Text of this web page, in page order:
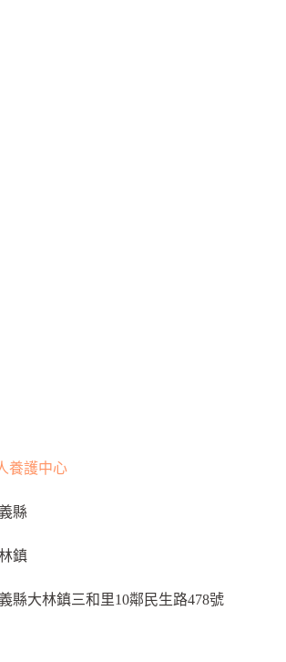
養護中心
縣
鎮
縣大林鎮三和里10鄰民生路478號